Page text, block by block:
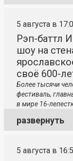
5 августа в
Рэп-баттл
шоу на
своё 600-
Более тысячи
фестиваль,
в мире 16-
развернуть
5 августа в